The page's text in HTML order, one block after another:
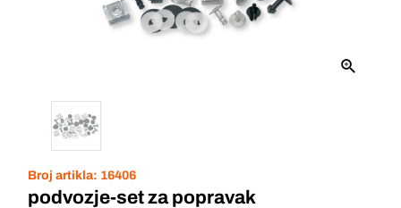
Broj artikla: 16406
podvozje-set za popravak